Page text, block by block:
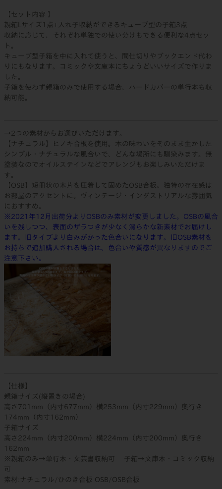
【セット内容 】
親箱Lサイズ1点+入れ子収納ができるキューブ型の子箱3点
収納に応じて、それぞれ単独での使い分けもできる便利な4点セッ
ト。
キューブ型子箱を中に入れて使うと、間仕切りやブックエンド代わ
りにもなります。コミックや文庫本にちょうどいいサイズで作りま
した。
子箱を使わず親箱のみで使用する場合、ハードカバーの単行本も収
納可能。
→2つの素材からお選びいただけます。
【ナチュラル】ヒノキ合板を使用。木の味わいをそのまま生かした
シンプル・ナチュラルな風合いで、どんな場所にも馴染みます。無
塗装なのでオイルステインなどでアレンジもお楽しみいただけま
す。
【OSB】短冊状の木片を圧着して固めたOSB合板。独特の存在感は
お部屋のアクセントに。ヴィンテージ・インダストリアルな雰囲気
におすすめ。
※2021年12月出荷分よりOSBのみ素材が変更しました。OSBの風合
いを残しつつ、表面のザラつきが少なく滑らかな新素材でお届けし
ます。旧タイプより白みがかった色合いになります。旧OSB素材を
お持ちで追加購入される場合は、色合いや質感が異なりますのでご
注意下さい。
【仕様】
親箱サイズ(縦置きの場合)
高さ701mm（内寸677mm）横253mm（内寸229mm）奥行き
174mm（内寸162mm）
子箱サイズ
高さ224mm（内寸200mm）横224mm（内寸200mm）奥行き
162mm
※親箱のみ→単行本・文芸書収納可 子箱→文庫本・コミック収納
可
素材:ナチュラル/ひのき合板 OSB/OSB合板